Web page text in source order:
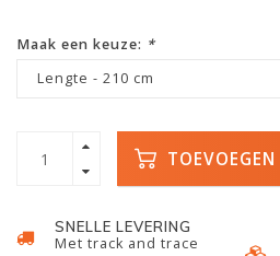
Maak een keuze: *
Lengte - 210 cm
SNELLE LEVERING
Met track and trace